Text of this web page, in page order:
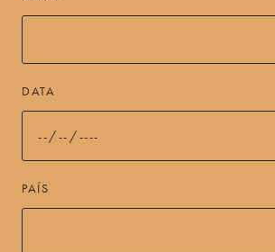
DATA
PAÍS